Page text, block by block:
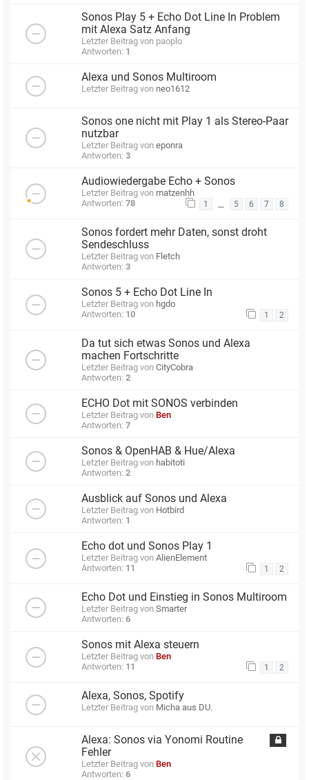
Sonos Play 5 + Echo Dot Line In Problem
mit Alexa Satz Anfang
Letzter Beitrag von paoplo
Antworten: 1
Alexa und Sonos Multiroom
Letzter Beitrag von neo1612
Sonos one nicht mit Play 1 als Stereo-Paar
nutzbar
Letzter Beitrag von eponra
Antworten: 3
Audiowiedergabe Echo + Sonos
Letzter Beitrag von matzenhh
Antworten: 78 1 … 5 6 7 8
Sonos fordert mehr Daten, sonst droht
Sendeschluss
Letzter Beitrag von Fletch
Antworten: 3
Sonos 5 + Echo Dot Line In
Letzter Beitrag von hgdo
Antworten: 10 1 2
Da tut sich etwas Sonos und Alexa
machen Fortschritte
Letzter Beitrag von CityCobra
Antworten: 2
ECHO Dot mit SONOS verbinden
Letzter Beitrag von Ben
Antworten: 7
Sonos & OpenHAB & Hue/Alexa
Letzter Beitrag von habitoti
Antworten: 2
Ausblick auf Sonos und Alexa
Letzter Beitrag von Hotbird
Antworten: 1
Echo dot und Sonos Play 1
Letzter Beitrag von AlienElement
Antworten: 11 1 2
Echo Dot und Einstieg in Sonos Multiroom
Letzter Beitrag von Smarter
Antworten: 6
Sonos mit Alexa steuern
Letzter Beitrag von Ben
Antworten: 11 1 2
Alexa, Sonos, Spotify
Letzter Beitrag von Micha aus DU.
Alexa: Sonos via Yonomi Routine
Fehler
Letzter Beitrag von Ben
Antworten: 6